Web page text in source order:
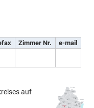
Zimmer Nr.
e-mail
auf